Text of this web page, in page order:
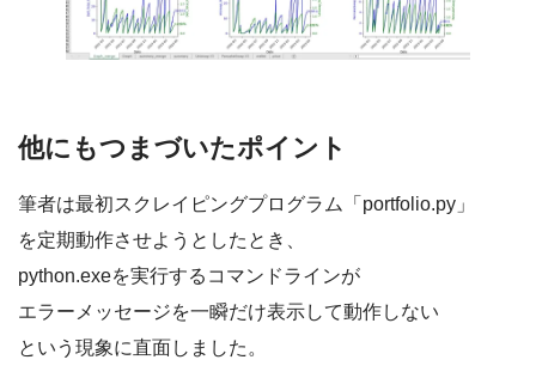
他にもつまづいたポイント
筆者は最初スクレイピングプログラム「portfolio.py」
を定期動作させようとしたとき、
python.exeを実行するコマンドラインが
エラーメッセージを一瞬だけ表示して動作しない
という現象に直面しました。